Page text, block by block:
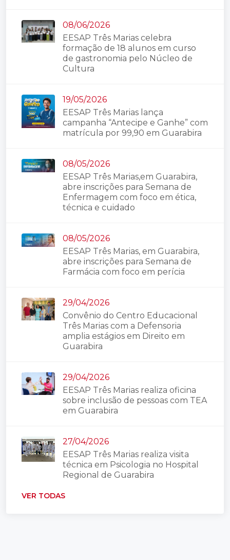
08/06/2026
EESAP Três Marias celebra
formação de 18 alunos em curso
de gastronomia pelo Núcleo de
Cultura
19/05/2026
EESAP Três Marias lança
campanha “Antecipe e Ganhe” com
matrícula por 99,90 em Guarabira
08/05/2026
EESAP Três Marias,em Guarabira,
abre inscrições para Semana de
Enfermagem com foco em ética,
técnica e cuidado
08/05/2026
EESAP Três Marias, em Guarabira,
abre inscrições para Semana de
Farmácia com foco em perícia
29/04/2026
Convênio do Centro Educacional
Três Marias com a Defensoria
amplia estágios em Direito em
Guarabira
29/04/2026
EESAP Três Marias realiza oficina
sobre inclusão de pessoas com TEA
em Guarabira
27/04/2026
EESAP Três Marias realiza visita
técnica em Psicologia no Hospital
Regional de Guarabira
VER TODAS